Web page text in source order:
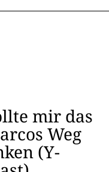
mir das
Weg
(Y-